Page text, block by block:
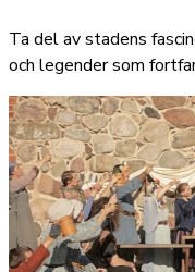
Ta del av stadens
och legender som